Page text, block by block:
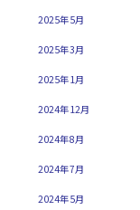
2025年5月
2025年3月
2025年1月
2024年12月
2024年8月
2024年7月
2024年5月